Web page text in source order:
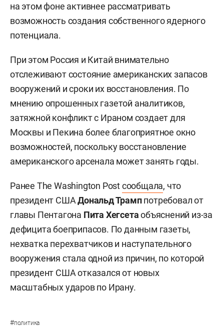
на этом фоне активнее рассматривать
возможность создания собственного ядерного
потенциала.
При этом Россия и Китай внимательно
отслеживают состояние американских запасов
вооружений и сроки их восстановления. По
мнению опрошенных газетой аналитиков,
затяжной конфликт с Ираном создает для
Москвы и Пекина более благоприятное окно
возможностей, поскольку восстановление
американского арсенала может занять годы.
Ранее The Washington Postсообщала, что
президент СШАДональд Трамппотребовал от
главы Пентагона Пита Хегсетаобъяснений из-за
дефицита боеприпасов. По данным газеты,
нехватка перехватчиков и наступательного
вооружения стала одной из причин, по которой
президент США отказался от новых
масштабных ударов по Ирану.
#политика